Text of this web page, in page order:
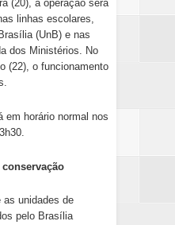
(20), a operação será
linhas escolares,
(UnB) e nas
dos Ministérios. No
(22), o funcionamento
em horário normal nos
as unidades de
pelo Brasília